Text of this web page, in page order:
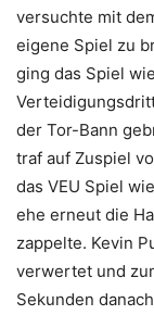
versuchte mit
eigene Spiel zu
ging das Spiel
der Tor-Bann
traf auf Zuspiel
das VEU Spiel
ehe erneut die
zappelte. Kevin
verwertet und
Sekunden